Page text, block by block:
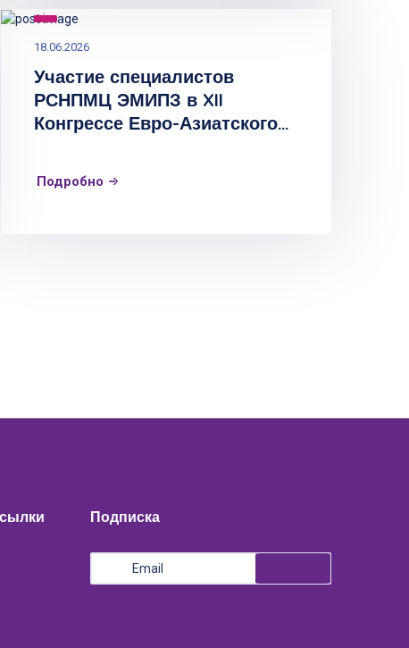
18.06.2026
Участие специалистов
РСНПМЦ ЭМИПЗ в XII
Конгрессе Евро-Азиатского
Подробно
Подписка